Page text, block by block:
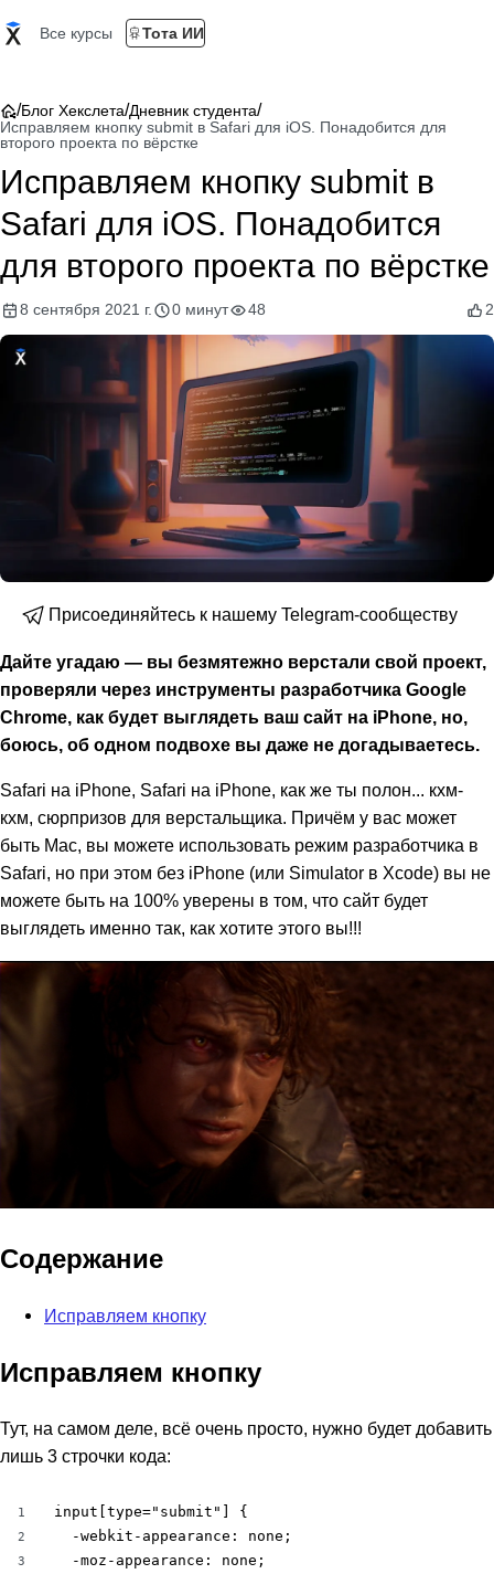
Все курсы Тота ИИ
/Блог Хекслета/Дневник студента/
Исправляем кнопку submit в Safari для iOS. Понадобится для
второго проекта по вёрстке
Исправляем кнопку submit в
Safari для iOS. Понадобится
для второго проекта по вёрстке
8 сентября 2021 г. 0 минут 48 2
Присоединяйтесь к нашему Telegram-сообществу
Дайте угадаю — вы безмятежно верстали свой проект,
проверяли через инструменты разработчика Google
Chrome, как будет выглядеть ваш сайт на iPhone, но,
боюсь, об одном подвохе вы даже не догадываетесь.
Safari на iPhone, Safari на iPhone, как же ты полон... кхм-
кхм, сюрпризов для верстальщика. Причём у вас может
быть Mac, вы можете использовать режим разработчика в
Safari, но при этом без iPhone (или Simulator в Xcode) вы не
можете быть на 100% уверены в том, что сайт будет
выглядеть именно так, как хотите этого вы!!!
Содержание
Исправляем кнопку
Исправляем кнопку
Тут, на самом деле, всё очень просто, нужно будет добавить
лишь 3 строчки кода:
1
2
3
input[type="submit"] {
  -webkit-appearance: none;
  -moz-appearance: none;